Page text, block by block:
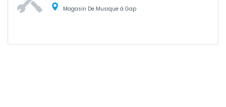
Magasin De Musique à Gap